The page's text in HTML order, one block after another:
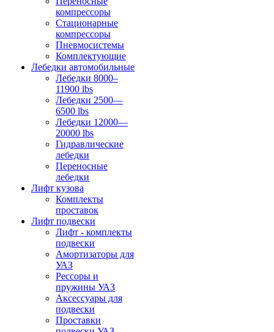
компрессоры
Стационарные
компрессоры
Пневмосистемы
Комплектующие
Лебедки автомобильные
Лебедки 8000–
11900 lbs
Лебедки 2500—
6500 lbs
Лебедки 12000—
20000 lbs
Гидравлические
лебедки
Переносные
лебедки
Лифт кузова
Комплекты
проставок
Лифт подвески
Лифт - комплекты
подвески
Амортизаторы для
УАЗ
Рессоры и
пружины УАЗ
Аксессуары для
подвески
Проставки